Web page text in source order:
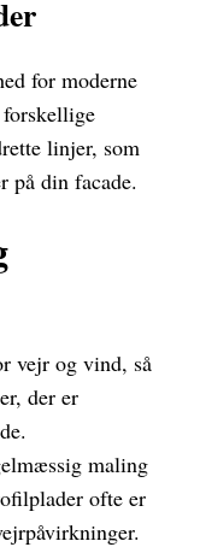
for moderne
linjer, som
på din facade.
vejr og vind, så
der er
maling
ofte er